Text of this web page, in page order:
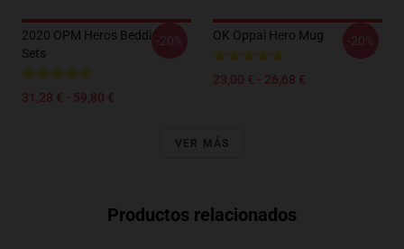
2020 OPM Heros Bedding
Sets
31,28 € - 59,80 €
-20% OK Oppai Hero Mug
23,00 € - 26,68 €
-20%
VER MÁS
Productos relacionados